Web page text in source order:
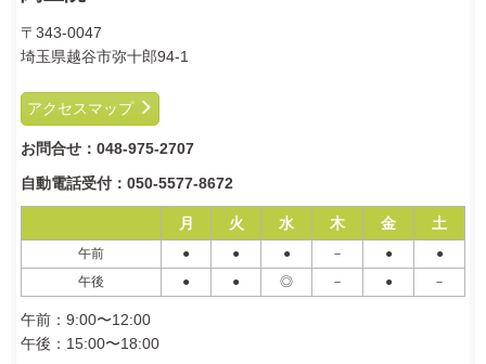
〒343-0047
埼玉県越谷市弥十郎94-1
アクセスマップ
お問合せ： 048-975-2707
自動電話受付： 050-5577-8672
月 火 水 木 金 土
午前 ● ● ● － ●
●
午後
● ● ◎ － ● －
午前：9:00〜12:00
午後：15:00〜18:00